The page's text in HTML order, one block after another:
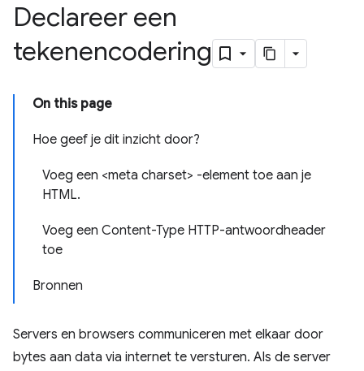
Declareer een
tekenencodering
On this page
Hoe geef je dit inzicht door?
Voeg een <meta charset> -element toe aan je
HTML.
Voeg een Content-Type HTTP-antwoordheader
toe
Bronnen
Servers en browsers communiceren met elkaar door
bytes aan data via internet te versturen. Als de server